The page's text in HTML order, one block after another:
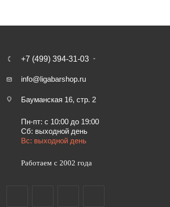
+7 (499) 394-31-03
info@ligabarshop.ru
Бауманская 16, стр. 2
Пн-пт: с 10:00 до 19:00
Сб: выходной день
Вс: выходной день
Работаем с 2002 года